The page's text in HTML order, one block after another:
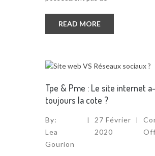
READ MORE
Tpe & Pme : Le site internet
toujours la cote ?
By:
Lea
Gourion
27 Février
2020
Off